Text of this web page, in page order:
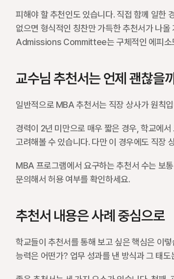
피해야 할 추천인도 있습니다. 직접 함께 일한
없으면 형식적인 칭찬만 가득한 추천서가 나
Admissions Committee는 구체적인 에피소
교수님 추천서는 언제 괜찮을
일반적으로 MBA 추천서는 직장 상사가 원칙
경력이 2년 미만으로 매우 짧은 경우, 학교에
고려해볼 수 있습니다. 다만 이 경우에도 직장
MBA 프로그램에서 요구하는 추천서 수는 보
문의해서 허용 여부를 확인하세요.
추천서 내용은 사례 중심으로
학교들이 추천서를 통해 보고 싶은 핵심은 이
능력은 어떤가? 업무 성과를 낸 방식과 그 태도